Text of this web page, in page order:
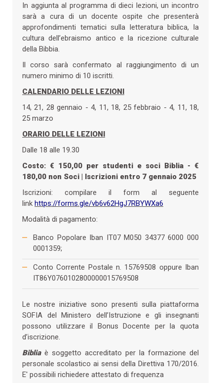
In aggiunta al programma di dieci lezioni, un incontro
sarà a cura di un docente ospite che presenterà
approfondimenti tematici sulla letteratura biblica, la
cultura dell’ebraismo antico e la ricezione culturale
della Bibbia.
Il corso sarà confermato al raggiungimento di un
numero minimo di 10 iscritti.
CALENDARIO DELLE LEZIONI
14, 21, 28 gennaio - 4, 11, 18, 25 febbraio - 4, 11, 18,
25 marzo
ORARIO DELLE LEZIONI
Dalle 18 alle 19.30
Costo: € 150,00 per studenti e soci Biblia - €
180,00 non Soci | Iscrizioni entro 7 gennaio 2025
Iscrizioni: compilare il form al seguente
link https://forms.gle/vb6v62HgJ7RBYWXa6
Modalità di pagamento:
Banco Popolare Iban IT07 M050 34377 6000 000
0001359;
Conto Corrente Postale n. 15769508 oppure Iban
IT86Y0760102800000015769508
Le nostre iniziative sono presenti sulla piattaforma
SOFIA del Ministero dell’Istruzione e gli insegnanti
possono utilizzare il Bonus Docente per la quota
d’iscrizione.
Biblia è soggetto accreditato per la formazione del
personale scolastico ai sensi della Direttiva 170/2016.
E' possibili richiedere attestato di frequenza